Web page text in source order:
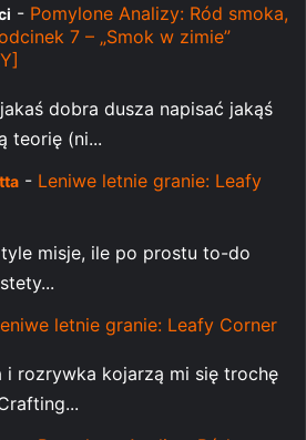
- Pomylone Analizy: Ród smoka,
7 – „Smok w zimie”
dobra dusza napisać jakąś
teorię (ni...
- Leniwe letnie granie: Leafy
tyle misje, ile po prostu to-do
letnie granie: Leafy Corner
i rozrywka kojarzą mi się trochę